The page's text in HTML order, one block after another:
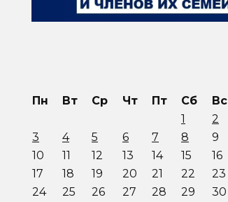
Пн Вт Ср Чт Пт Сб
Вс
1
2
3
4 5 6 7 8
9
10
11 12 13 14 15
16
17
18 19 20 21 22
23
24
25 26 27 28 29
30